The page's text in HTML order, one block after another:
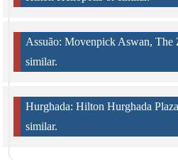
Assuão: Movenpick Aswan, The
similar.
Hurghada: Hilton Hurghada
similar.